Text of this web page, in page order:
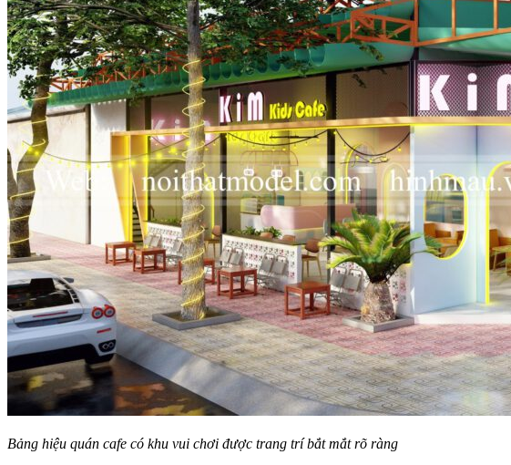
Bảng hiệu quán cafe có khu vui chơi được trang trí bắt mắt rõ ràng